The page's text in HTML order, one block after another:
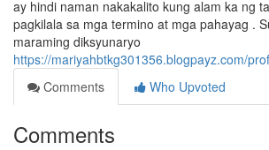
ay hindi naman nakakalito kung alam ka ng
pagkilala sa mga termino at mga pahayag .
maraming diksyunaryo
https://mariyahbtkg301356.blogpayz.com/
Comments
Who Upvoted
Comments